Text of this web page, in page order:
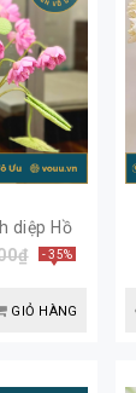
diệp Hồ
Ưu
- 35%
GIỎ HÀNG